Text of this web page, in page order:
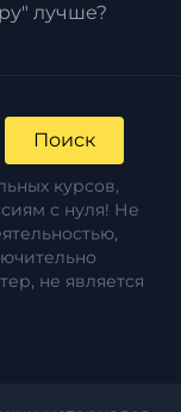
лучше?
Поиск
курсов,
с нуля! Не
не является